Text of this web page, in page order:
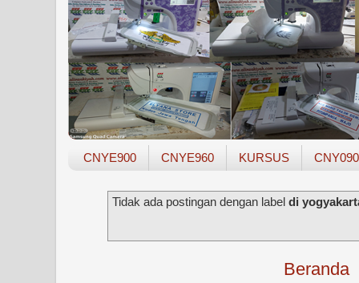
CNYE900 CNYE960 KURSUS
Tidak ada postingan dengan labeldi
Beranda